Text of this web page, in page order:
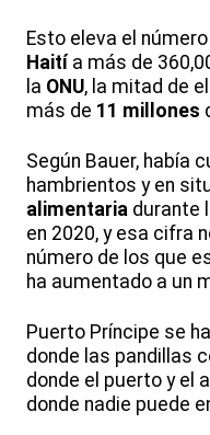
Esto eleva el
Haití a más de
la ONU, la mitad de
más de 11 millones
Según Bauer, había
hambrientos y en
alimentaria durante
en 2020, y esa cifra
número de los que
ha aumentado a un
Puerto Príncipe se
donde las pandillas
donde el puerto y el
donde nadie puede